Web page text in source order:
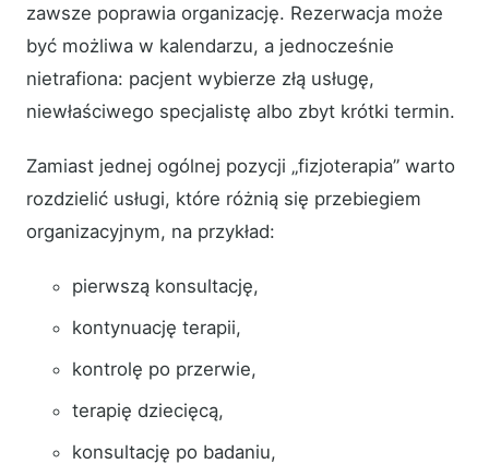
zawsze poprawia organizację. Rezerwacja może
być możliwa w kalendarzu, a jednocześnie
nietrafiona: pacjent wybierze złą usługę,
niewłaściwego specjalistę albo zbyt krótki termin.
Zamiast jednej ogólnej pozycji „fizjoterapia” warto
rozdzielić usługi, które różnią się przebiegiem
organizacyjnym, na przykład:
pierwszą konsultację,
kontynuację terapii,
kontrolę po przerwie,
terapię dziecięcą,
konsultację po badaniu,